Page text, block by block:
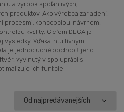
a výrobe spoľahlivých,
produktov. Ako výrobca zariadení,
procesmi: koncepciou, návrhom,
kvality. Cieľom DECA je
výsledky. Vďaka intuitívnym
je jednoduché pochopiť jeho
vyvinutý v spolupráci s
ich funkcie.